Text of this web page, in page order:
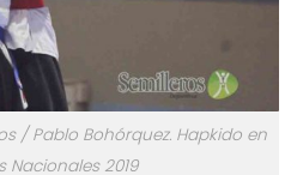
/ Pablo Bohórquez. Hapkido en
Nacionales 2019